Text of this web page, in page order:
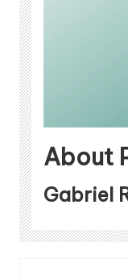
About
Gabriel